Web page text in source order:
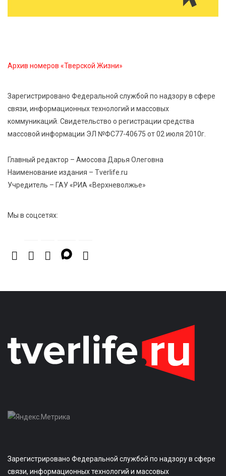
7 Авг 2026 15:30 264
трансформаторных подстанций и более 146 км ЛЭП
в Тверской области
7 Авг 2026 15:10 261
появится новая беговая трасса для
профессиональных спортсменов
заслуги тренеров и атлетов
Архив номеров «Тверской Жизни»
Зарегистрировано Федеральной службой по надзору в сфере
связи, информационных технологий и массовых
коммуникаций. Свидетельство о регистрации средства
массовой информации ЭЛ №ФС77-40675 от 02 июля 2010г.
Главный редактор – Амосова Дарья Олеговна
Наименование издания – Tverlife.ru
Учредитель – ГАУ «РИА «Верхневолжье»
Мы в соцсетях:
Зарегистрировано Федеральной службой по надзору в сфере
связи, информационных технологий и массовых